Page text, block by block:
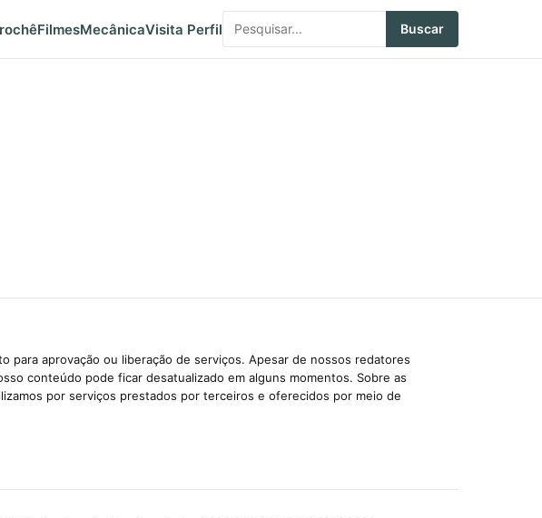
FilmesMecânicaVisita Perfil Buscar
aprovação ou liberação de serviços. Apesar de nossos redatores
conteúdo pode ficar desatualizado em alguns momentos. Sobre as
por serviços prestados por terceiros e oferecidos por meio de